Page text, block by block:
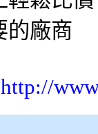
的廠商
http://